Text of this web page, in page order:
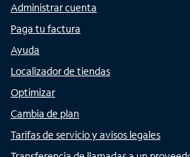
Administrar cuenta
Paga tu factura
Ayuda
Localizador de tiendas
Optimizar
Cambia de plan
Tarifas de servicio y avisos legales